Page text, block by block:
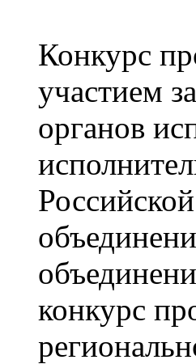
Конкурс
участием
органов
конкурс